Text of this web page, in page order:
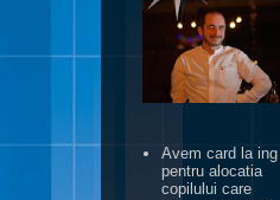
Avem card la ing
pentru alocatia
copilului care